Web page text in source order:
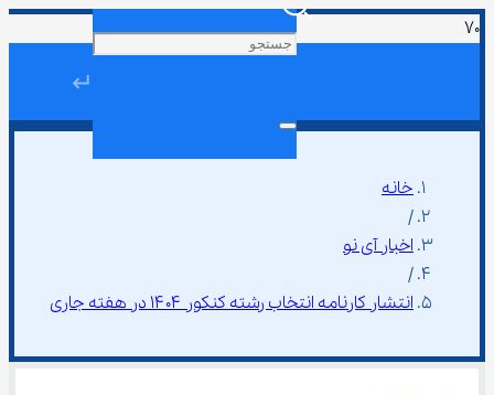
↵
خانه
/
اخبار آی نو
/
انتشار کارنامه انتخاب رشته کنکور ۱۴۰۴ در هفته جاری